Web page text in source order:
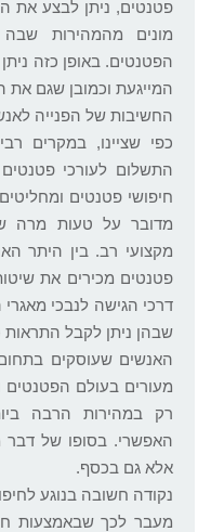
פטנטים, ניתן לבצע את
מונים מהמהירות
הפטנטים. באופן כזה
המייגעת וכמובן שגם
החשיבות של הפנייה
כפי שציינו, במקרים
התשלום לעורכי
חיפושי פטנטים
מדובר על טעות מרה
מקצועי רב. בין היתר
פטנטים מכירים את
דרכי הגישה לנבכי
שבהן ניתן לקבל
האנשים שעוסקים
מעורים בעולם הפטנטים
רק במהירות הרבה
האפשרי. בסופו של דבר
אלא גם בכסף.
נקודה חשובה בנוגע
מעבר לכך שבאמצעות